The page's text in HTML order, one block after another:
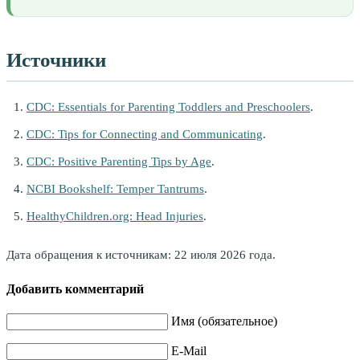
Источники
CDC: Essentials for Parenting Toddlers and Preschoolers.
CDC: Tips for Connecting and Communicating.
CDC: Positive Parenting Tips by Age.
NCBI Bookshelf: Temper Tantrums.
HealthyChildren.org: Head Injuries.
Дата обращения к источникам: 22 июля 2026 года.
Добавить комментарий
Имя (обязательное)
E-Mail